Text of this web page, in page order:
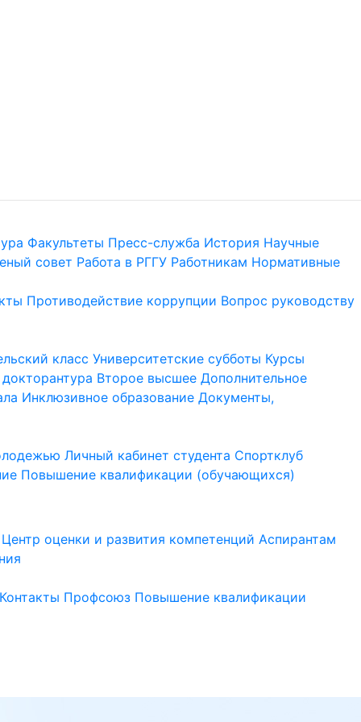
Факультеты Пресс-служба История Научные
совет Работа в РГГУ Работникам Нормативные
Противодействие коррупции Вопрос руководству
класс Университетские субботы Курсы
Второе высшее Дополнительное
Инклюзивное образование Документы,
Личный кабинет студента Спортклуб
Повышение квалификации (обучающихся)
Центр оценки и развития компетенций Аспирантам
Контакты Профсоюз Повышение квалификации